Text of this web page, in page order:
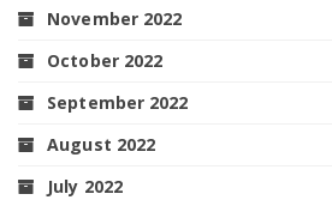
November 2022
October 2022
September 2022
August 2022
July 2022